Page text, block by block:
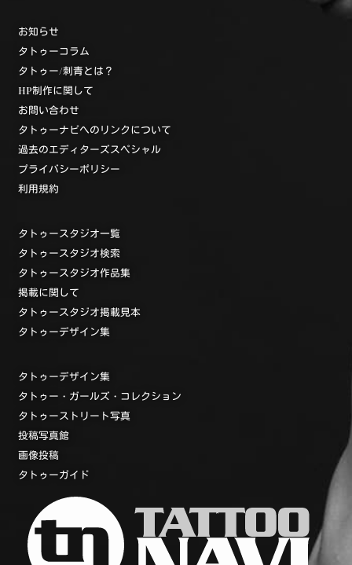
お知らせ
タトゥーコラム
タトゥー/刺青とは？
HP制作に関して
お問い合わせ
タトゥーナビへのリンクについて
過去のエディターズスペシャル
プライバシーポリシー
利用規約
タトゥースタジオ一覧
タトゥースタジオ検索
タトゥースタジオ作品集
掲載に関して
タトゥースタジオ掲載見本
タトゥーデザイン集
タトゥーデザイン集
タトゥー・ガールズ・コレクション
タトゥーストリート写真
投稿写真館
画像投稿
タトゥーガイド